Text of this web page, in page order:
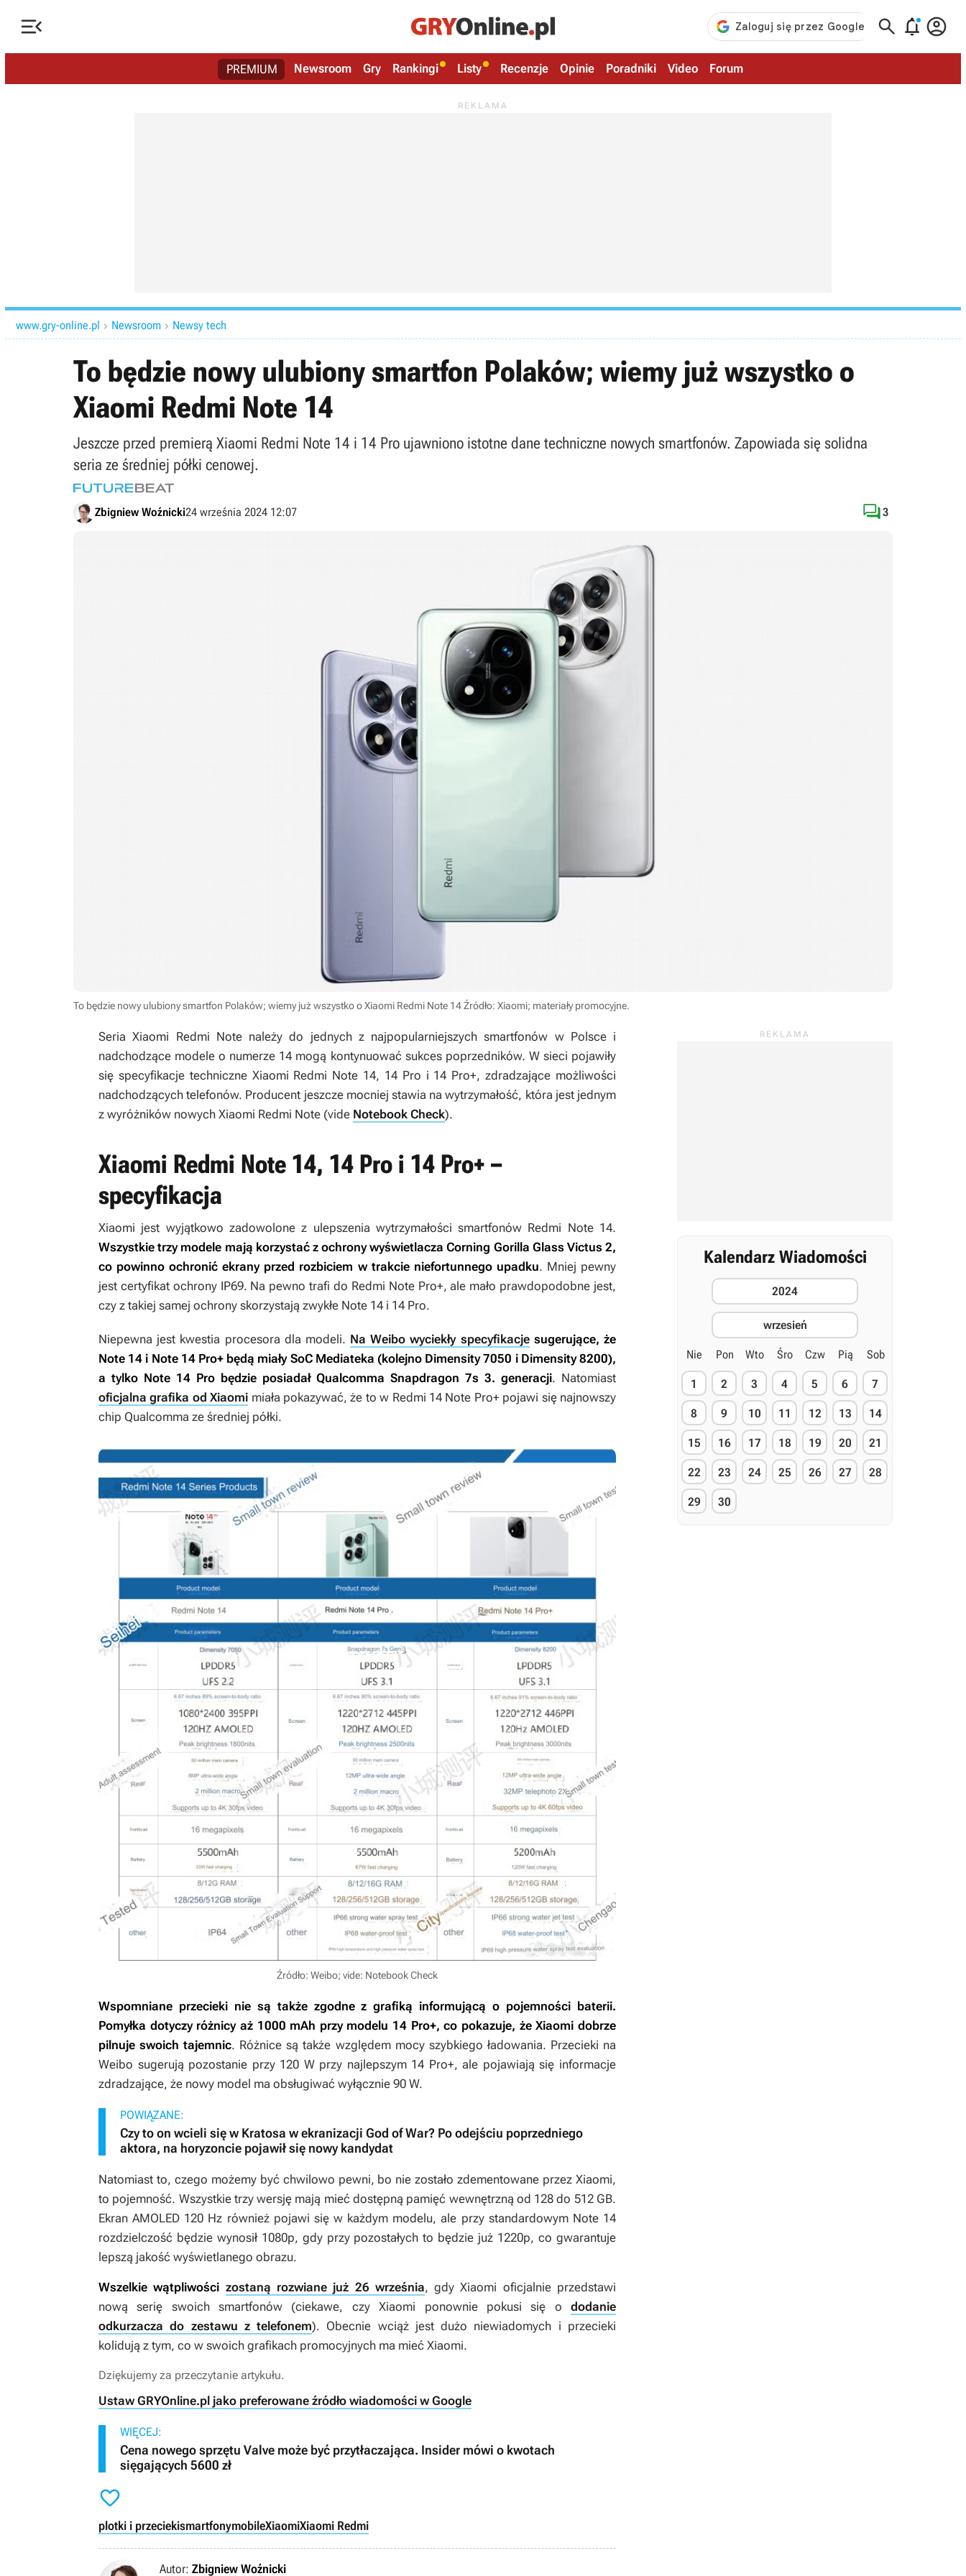
   
PREMIUM Newsroom Gry Rankingi Listy Recenzje Opinie Poradniki Video Forum
www.gry-online.pl  Newsroom  Newsy tech
To będzie nowy ulubiony smartfon Polaków; wiemy już wszystko o
Xiaomi Redmi Note 14
Jeszcze przed premierą Xiaomi Redmi Note 14 i 14 Pro ujawniono istotne dane techniczne nowych smartfonów. Zapowiada się solidna
seria ze średniej półki cenowej.
Zbigniew Woźnicki24 września 2024 12:07 3
To będzie nowy ulubiony smartfon Polaków; wiemy już wszystko o Xiaomi Redmi Note 14Źródło: Xiaomi; materiały promocyjne.
Seria Xiaomi Redmi Note należy do jednych z najpopularniejszych smartfonów w Polsce i
nadchodzące modele o numerze 14 mogą kontynuować sukces poprzedników. W sieci pojawiły
się specyfikacje techniczne Xiaomi Redmi Note 14, 14 Pro i 14 Pro+, zdradzające możliwości
nadchodzących telefonów. Producent jeszcze mocniej stawia na wytrzymałość, która jest jednym
z wyróżników nowych Xiaomi Redmi Note (vide Notebook Check).
Xiaomi Redmi Note 14, 14 Pro i 14 Pro+ –
specyfikacja
Xiaomi jest wyjątkowo zadowolone z ulepszenia wytrzymałości smartfonów Redmi Note 14.
Wszystkie trzy modele mają korzystać z ochrony wyświetlacza Corning Gorilla Glass Victus 2,
co powinno ochronić ekrany przed rozbiciem w trakcie niefortunnego upadku. Mniej pewny
jest certyfikat ochrony IP69. Na pewno trafi do Redmi Note Pro+, ale mało prawdopodobne jest,
czy z takiej samej ochrony skorzystają zwykłe Note 14 i 14 Pro.
Niepewna jest kwestia procesora dla modeli. Na Weibo wyciekły specyfikacje sugerujące, że
Note 14 i Note 14 Pro+ będą miały SoC Mediateka (kolejno Dimensity 7050 i Dimensity 8200),
a tylko Note 14 Pro będzie posiadał Qualcomma Snapdragon 7s 3. generacji. Natomiast
oficjalna grafika od Xiaomi miała pokazywać, że to w Redmi 14 Note Pro+ pojawi się najnowszy
chip Qualcomma ze średniej półki.
Źródło: Weibo; vide: Notebook Check
Wspomniane przecieki nie są także zgodne z grafiką informującą o pojemności baterii.
Pomyłka dotyczy różnicy aż 1000 mAh przy modelu 14 Pro+, co pokazuje, że Xiaomi dobrze
pilnuje swoich tajemnic. Różnice są także względem mocy szybkiego ładowania. Przecieki na
Weibo sugerują pozostanie przy 120 W przy najlepszym 14 Pro+, ale pojawiają się informacje
zdradzające, że nowy model ma obsługiwać wyłącznie 90 W.
POWIĄZANE:
Czy to on wcieli się w Kratosa w ekranizacji God of War? Po odejściu poprzedniego
aktora, na horyzoncie pojawił się nowy kandydat
Natomiast to, czego możemy być chwilowo pewni, bo nie zostało zdementowane przez Xiaomi,
to pojemność. Wszystkie trzy wersję mają mieć dostępną pamięć wewnętrzną od 128 do 512 GB.
Ekran AMOLED 120 Hz również pojawi się w każdym modelu, ale przy standardowym Note 14
rozdzielczość będzie wynosił 1080p, gdy przy pozostałych to będzie już 1220p, co gwarantuje
lepszą jakość wyświetlanego obrazu.
Wszelkie wątpliwości zostaną rozwiane już 26 września, gdy Xiaomi oficjalnie przedstawi
nową serię swoich smartfonów (ciekawe, czy Xiaomi ponownie pokusi się o dodanie
odkurzacza do zestawu z telefonem). Obecnie wciąż jest dużo niewiadomych i przecieki
kolidują z tym, co w swoich grafikach promocyjnych ma mieć Xiaomi.
Dziękujemy za przeczytanie artykułu.
Ustaw GRYOnline.pl jako preferowane źródło wiadomości w Google
WIĘCEJ:
Cena nowego sprzętu Valve może być przytłaczająca. Insider mówi o kwotach
sięgających 5600 zł

plotki i przeciekismartfonymobileXiaomiXiaomi Redmi
Autor: Zbigniew Woźnicki
Kalendarz Wiadomości
2024
wrzesień
Nie Pon Wto Śro Czw Pią Sob
1 2 3 4 5 6 7
8 9 10 11 12 13 14
15 16 17 18 19 20 21
22 23 24 25 26 27 28
29 30